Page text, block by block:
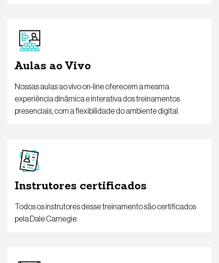
Aulas ao Vivo
Nossas aulas ao vivo on-line oferecem a mesma
experiência dinâmica e interativa dos treinamentos
presenciais, com a flexibilidade do ambiente digital.
Instrutores certificados
Todos os instrutores desse treinamento são certificados
pela Dale Carnegie.